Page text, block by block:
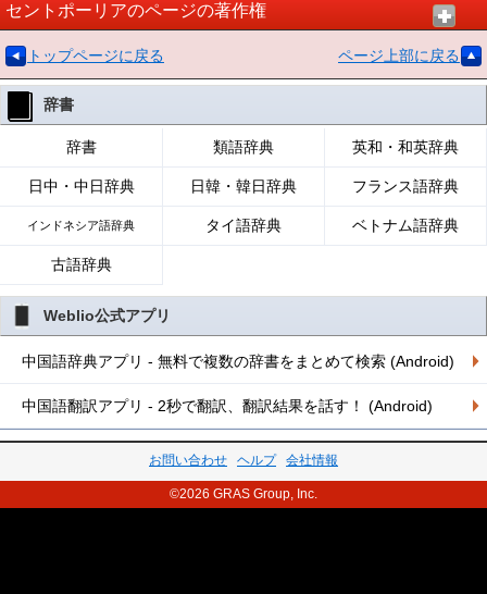
セントポーリアのページの著作権
トップページに戻る ページ上部に戻る
辞書
辞書 類語辞典 英和・和英辞典
日中・中日辞典 日韓・韓日辞典 フランス語辞典
インドネシア語辞典 タイ語辞典 ベトナム語辞典
古語辞典
Weblio公式アプリ
中国語辞典アプリ - 無料で複数の辞書をまとめて検索 (Android)
中国語翻訳アプリ - 2秒で翻訳、翻訳結果を話す！ (Android)
お問い合わせ ヘルプ 会社情報
©2026 GRAS Group, Inc.